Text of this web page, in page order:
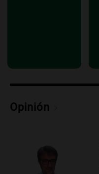
Ahora país
Episodios
Opinión